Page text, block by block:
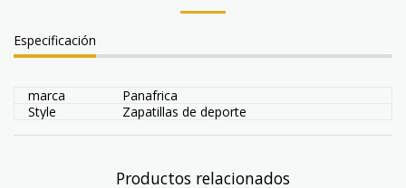
Especificación
marca
Panafrica
Style
Zapatillas de deporte
Productos relacionados